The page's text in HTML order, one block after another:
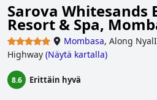
Sarova Whitesands
Resort & Spa,
Mombasa, Along
Highway (Näytä kartalla)
8.6 Erittäin hyvä